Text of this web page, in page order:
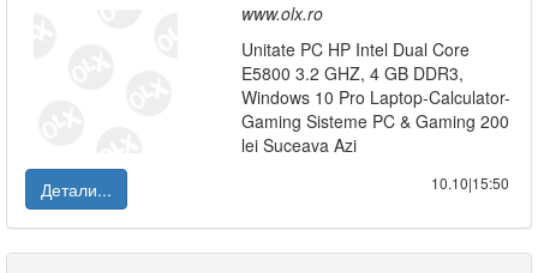
www.olx.ro
Unitate PC HP Intel Dual Core
E5800 3.2 GHZ, 4 GB DDR3,
Windows 10 Pro Laptop-Calculator-
Gaming Sisteme PC & Gaming 200
lei Suceava Azi
Детали...
10.10|15:50